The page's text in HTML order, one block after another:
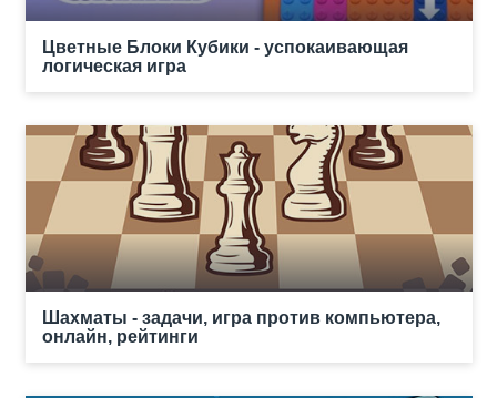
Цветные Блоки Кубики - успокаивающая
логическая игра
Шахматы - задачи, игра против компьютера,
онлайн, рейтинги